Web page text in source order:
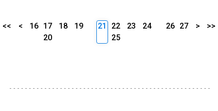
<< < 16 17 18
19
20
21 22 23
24
25
26 27 > >>